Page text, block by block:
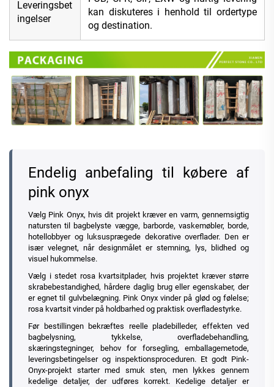
Leveringsbet
ingelser
kan diskuteres i henhold til ordertype
og destination.
Endelig anbefaling til købere af
pink onyx
Vælg Pink Onyx, hvis dit projekt kræver en varm, gennemsigtig
natursten til bagbelyste vægge, barborde, vaskemøbler, borde,
hotellobbyer og luksusprægede dekorative overflader. Den er
især velegnet, når designmålet er stemning, lys, blidhed og
visuel hukommelse.
Vælg i stedet rosa kvartsitplader, hvis projektet kræver større
skrabebestandighed, hårdere daglig brug eller egenskaber, der
er egnet til gulvbelægning. Pink Onyx vinder på glød og følelse;
rosa kvartsit vinder på holdbarhed og praktisk overfladestyrke.
Før bestillingen bekræftes reelle pladebilleder, effekten ved
bagbelysning, tykkelse, overfladebehandling,
skæringstegninger, behov for forsegling, emballagemetode,
leveringsbetingelser og inspektionsproceduren. Et godt Pink-
Onyx-projekt starter med smuk sten, men lykkes gennem
kedelige detaljer, der udføres korrekt. Kedelige detaljer er